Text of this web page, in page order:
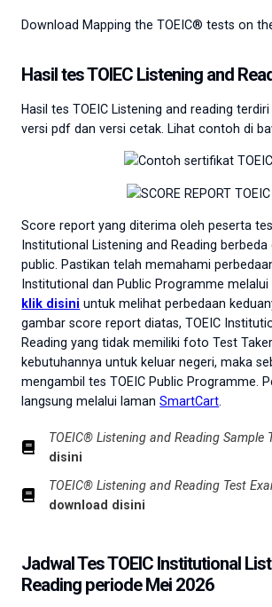
Download Mapping the TOEIC® tests on
Hasil tes TOIEC Listening and
Hasil tes TOEIC Listening and reading
versi pdf dan versi cetak. Lihat contoh di
Score report yang diterima oleh peserta tes
Institutional Listening and Reading berbeda
public. Pastikan telah memahami
Institutional dan Public Programme melalui
klik disini untuk melihat perbedaan
gambar score report diatas, TOEIC
Reading yang tidak memiliki foto Test
kebutuhannya untuk keluar negeri, maka
mengambil tes TOEIC Public Programme.
langsung melalui lamanSmartCart
TOEIC® Listening and Reading Sample
disini
TOEIC® Listening and Reading Test
download disini
Jadwal Tes TOEIC Institutional
Reading periode Mei 2026